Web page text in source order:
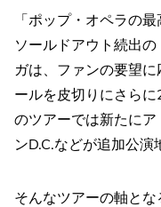
「ポップ・オペラの
ソールドアウト続出
ガは、ファンの要望
ールを皮切りにさら
のツアーでは新たに
ンD.C.などが追加公演
そんなツアーの軸と